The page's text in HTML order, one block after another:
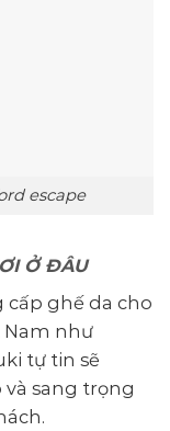
escape
Ở ĐÂU
cấp ghế da cho
Nam như
tự tin sẽ
sang trọng